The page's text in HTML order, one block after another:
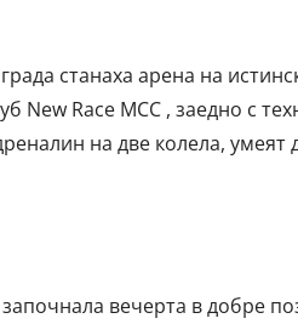
станаха арена на
New Race MCC , заедно с
на две колела, умеят
вечерта в добре